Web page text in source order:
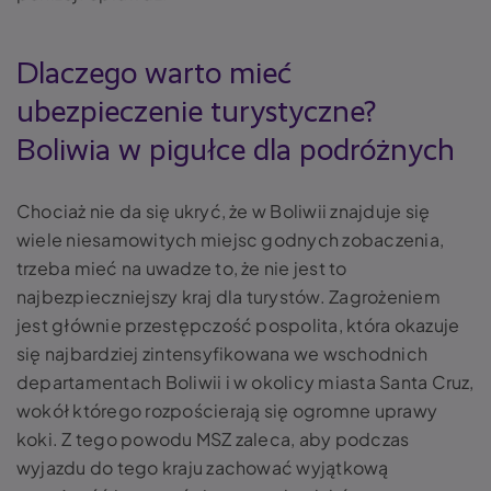
Dlaczego warto mieć
ubezpieczenie turystyczne?
Boliwia w pigułce dla podróżnych
Chociaż nie da się ukryć, że w Boliwii znajduje się
wiele niesamowitych miejsc godnych zobaczenia,
trzeba mieć na uwadze to, że nie jest to
najbezpieczniejszy kraj dla turystów. Zagrożeniem
jest głównie przestępczość pospolita, która okazuje
się najbardziej zintensyfikowana we wschodnich
departamentach Boliwii i w okolicy miasta Santa Cruz,
wokół którego rozpościerają się ogromne uprawy
koki. Z tego powodu MSZ zaleca, aby podczas
wyjazdu do tego kraju zachować wyjątkową